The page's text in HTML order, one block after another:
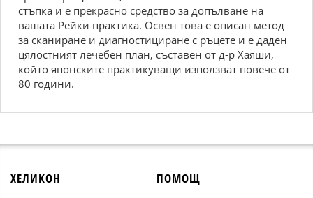
стъпка и е прекрасно средство за допълване на
вашата Рейки практика. Освен това е описан метод
за сканиране и диагностициране с ръцете и е даден
цялостният лечебен план, съставен от д-р Хаяши,
който японските практикуващи използват повече от
80 години.
ХЕЛИКОН ПОМОЩ